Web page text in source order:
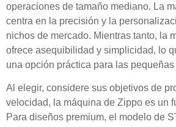
operaciones de tamaño mediano. La
centra en la precisión y la
nichos de mercado. Mientras tanto, la
ofrece asequibilidad y simplicidad, lo
una opción práctica para las pequeñas
Al elegir, considere sus objetivos de
velocidad, la máquina de Zippo es un
Para diseños premium, el modelo de